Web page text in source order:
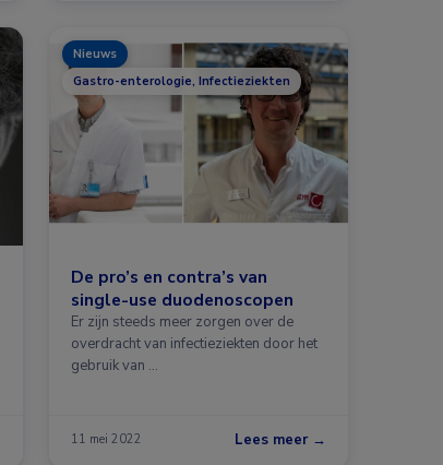
Nieuws
Gastro-enterologie, Infectieziekten
De pro’s en contra’s van
single-use duodenoscopen
Er zijn steeds meer zorgen over de
overdracht van infectieziekten door het
gebruik van …
11 mei 2022 Lees meer →